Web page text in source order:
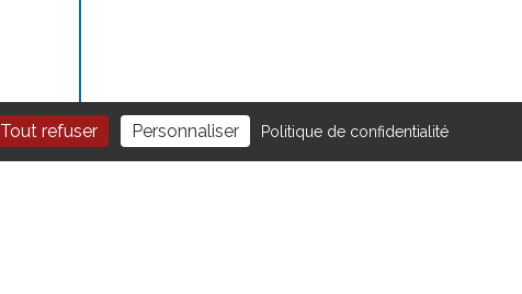
Tout refuser Personnaliser Politique de confidentialité